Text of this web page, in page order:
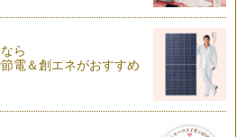
ンと冷え切った空気が心地いいです
ザ等…
さなころからだ～い好きで世界の犬
ら
電＆創エネがおすすめ